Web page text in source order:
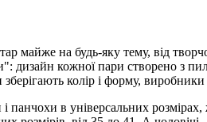
майже на будь-яку тему, від
дизайн кожної пари створено з
колір і форму,
в універсальних